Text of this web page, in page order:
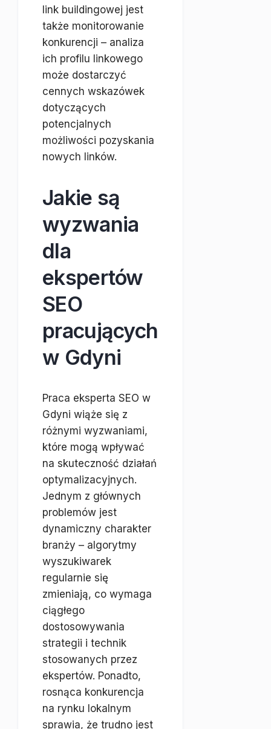
link buildingowej jest
także monitorowanie
konkurencji – analiza
ich profilu linkowego
może dostarczyć
cennych wskazówek
dotyczących
potencjalnych
możliwości pozyskania
nowych linków.
Jakie są
wyzwania
dla
ekspertów
SEO
pracujących
w Gdyni
Praca eksperta SEO w
Gdyni wiąże się z
różnymi wyzwaniami,
które mogą wpływać
na skuteczność działań
optymalizacyjnych.
Jednym z głównych
problemów jest
dynamiczny charakter
branży – algorytmy
wyszukiwarek
regularnie się
zmieniają, co wymaga
ciągłego
dostosowywania
strategii i technik
stosowanych przez
ekspertów. Ponadto,
rosnąca konkurencja
na rynku lokalnym
sprawia, że trudno jest